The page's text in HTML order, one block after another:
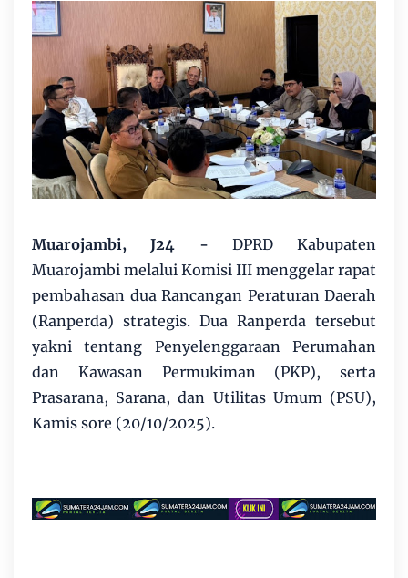
Muarojambi, J24 - DPRD Kabupaten
Muarojambi melalui Komisi III menggelar rapat
pembahasan dua Rancangan Peraturan Daerah
(Ranperda) strategis. Dua Ranperda tersebut
yakni tentang Penyelenggaraan Perumahan
dan Kawasan Permukiman (PKP), serta
Prasarana, Sarana, dan Utilitas Umum (PSU),
Kamis sore (20/10/2025).